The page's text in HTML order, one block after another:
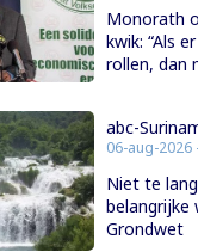
Monorath
kwik: “Als
rollen, dan
abc-
06-aug-2026
Niet te
belangrijke
Grondwet